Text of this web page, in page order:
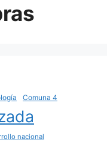
Comuna 4
nacional